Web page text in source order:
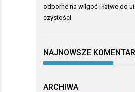
odporne na wilgoć i łatwe do
czystości
NAJNOWSZE
ARCHIWA